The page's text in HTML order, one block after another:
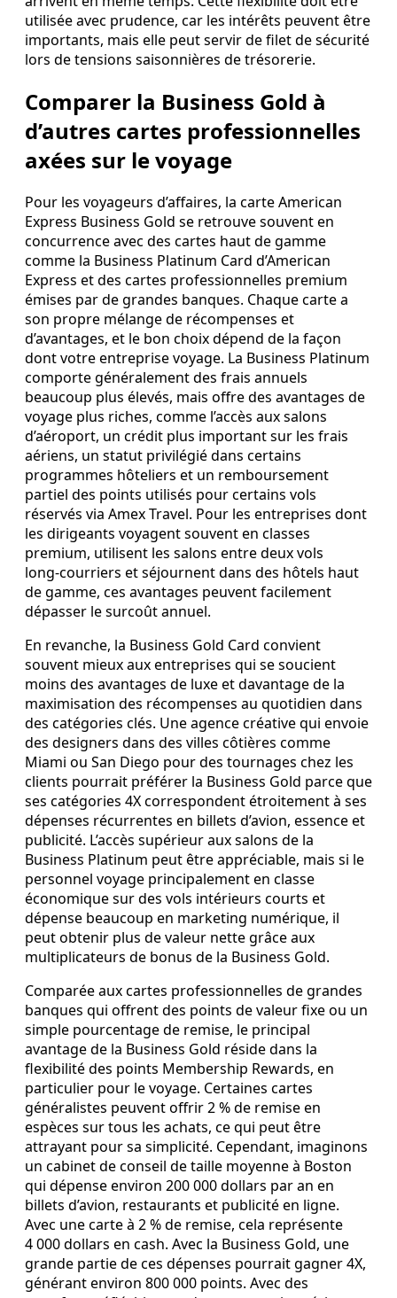
utilisée avec prudence, car les intérêts peuvent être
importants, mais elle peut servir de filet de sécurité
lors de tensions saisonnières de trésorerie.
Comparer la Business Gold à
d’autres cartes professionnelles
axées sur le voyage
Pour les voyageurs d’affaires, la carte American
Express Business Gold se retrouve souvent en
concurrence avec des cartes haut de gamme
comme la Business Platinum Card d’American
Express et des cartes professionnelles premium
émises par de grandes banques. Chaque carte a
son propre mélange de récompenses et
d’avantages, et le bon choix dépend de la façon
dont votre entreprise voyage. La Business Platinum
comporte généralement des frais annuels
beaucoup plus élevés, mais offre des avantages de
voyage plus riches, comme l’accès aux salons
d’aéroport, un crédit plus important sur les frais
aériens, un statut privilégié dans certains
programmes hôteliers et un remboursement
partiel des points utilisés pour certains vols
réservés via Amex Travel. Pour les entreprises dont
les dirigeants voyagent souvent en classes
premium, utilisent les salons entre deux vols
long‑courriers et séjournent dans des hôtels haut
de gamme, ces avantages peuvent facilement
dépasser le surcoût annuel.
En revanche, la Business Gold Card convient
souvent mieux aux entreprises qui se soucient
moins des avantages de luxe et davantage de la
maximisation des récompenses au quotidien dans
des catégories clés. Une agence créative qui envoie
des designers dans des villes côtières comme
Miami ou San Diego pour des tournages chez les
clients pourrait préférer la Business Gold parce que
ses catégories 4X correspondent étroitement à ses
dépenses récurrentes en billets d’avion, essence et
publicité. L’accès supérieur aux salons de la
Business Platinum peut être appréciable, mais si le
personnel voyage principalement en classe
économique sur des vols intérieurs courts et
dépense beaucoup en marketing numérique, il
peut obtenir plus de valeur nette grâce aux
multiplicateurs de bonus de la Business Gold.
Comparée aux cartes professionnelles de grandes
banques qui offrent des points de valeur fixe ou un
simple pourcentage de remise, le principal
avantage de la Business Gold réside dans la
flexibilité des points Membership Rewards, en
particulier pour le voyage. Certaines cartes
généralistes peuvent offrir 2 % de remise en
espèces sur tous les achats, ce qui peut être
attrayant pour sa simplicité. Cependant, imaginons
un cabinet de conseil de taille moyenne à Boston
qui dépense environ 200 000 dollars par an en
billets d’avion, restaurants et publicité en ligne.
Avec une carte à 2 % de remise, cela représente
4 000 dollars en cash. Avec la Business Gold, une
grande partie de ces dépenses pourrait gagner 4X,
générant environ 800 000 points. Avec des